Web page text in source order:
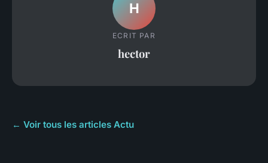
H
ECRIT PAR
hector
← Voir tous les articles Actu